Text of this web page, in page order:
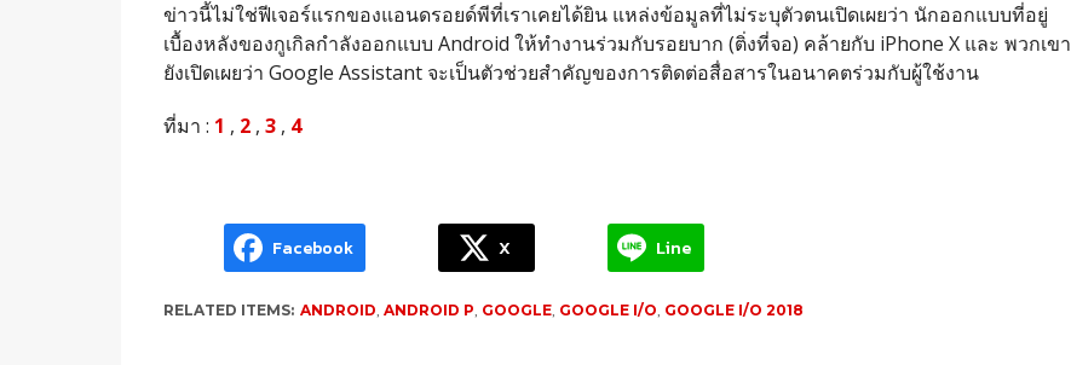
ข่าวนี้ไม่ใช่ฟีเจอร์แรกของแอนดรอยด์พีที่เราเคยได้ยิน แหล่งข้อมูลที่ไม่ระบุตัวตนเปิดเผยว่า นักออกแบบที่อยู่
เบื้องหลังของกูเกิลกำลังออกแบบ Android ให้ทำงานร่วมกับรอยบาก (ติ่งที่จอ) คล้ายกับ iPhone X และ พวกเขา
ยังเปิดเผยว่า Google Assistant จะเป็นตัวช่วยสำคัญของการติดต่อสื่อสารในอนาคตร่วมกับผู้ใช้งาน
ที่มา : 1 , 2, 3, 4
Facebook X Line
RELATED ITEMS: ANDROID, ANDROID P, GOOGLE, GOOGLE I/O, GOOGLE I/O 2018